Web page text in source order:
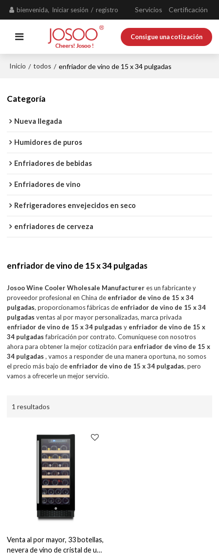
bienvenida, Iniciar sesión / registro Servicios Certificación
Consigue una cotización
Inicio / todos / enfriador de vino de 15 x 34 pulgadas
Categoría
Nueva llegada
Humidores de puros
Enfriadores de bebidas
Enfriadores de vino
Refrigeradores envejecidos en seco
enfriadores de cerveza
enfriador de vino de 15 x 34 pulgadas
Josoo Wine Cooler Wholesale Manufactureres un fabricante y
proveedor profesional en China de enfriador de vino de 15 x 34
pulgadas, proporcionamos fábricas de enfriador de vino de 15 x 34
pulgadas ventas al por mayor personalizadas, marca privada
enfriador de vino de 15 x 34 pulgadas y enfriador de vino de 15 x
34 pulgadasfabricación por contrato. Comuníquese con nosotros
ahora para obtener la mejor cotización para enfriador de vino de 15 x
34 pulgadas , vamos a responder de una manera oportuna, no somos
el precio más bajo de enfriador de vino de 15 x 34 pulgadas, pero
vamos a ofrecerle un mejor servicio.
1 resultados
Venta al por mayor, 33 botellas,
nevera de vino de cristal de una